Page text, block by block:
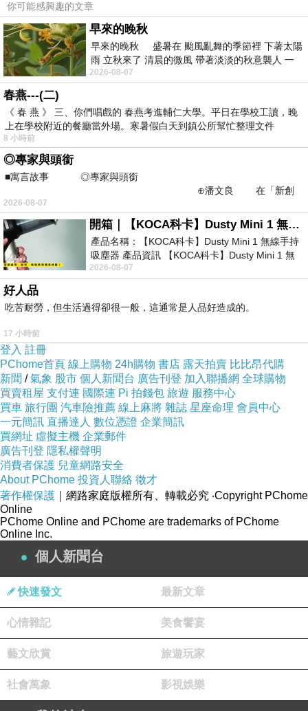
所以‥無須給自己添麻煩！
作品得以結集出書，也算是自己人生的一個成
就，而對世間，有所貢獻。
若你那摺紙電子書，能賣得好的話，或許自有
出版社，會自動找上門吧！
若你不缺錢，或者不必靠賣摺紙書賺錢，不妨
自費出個兩三百本書，分送親朋好友，以茲「留
念」！
「摺紙書」，可用來當「禮物」、做「公關」
也！
若得肯定，有人請你去教摺紙，賺點車馬費，
也當不亦樂乎啦！
給出版社出版，若真「暢銷」，那出版社賺翻
了，作者能分多少羹——
就看老闆的良心嘍！
想你是購買了，阿文那本《樂在摺紙中》吧？
也不知當初，出版社跟大陸的出版社，是怎麼
阿文就只領那麼一次，臺灣以外的地區，發行
的版費。
如今，臺灣的出版社，也不想再版——庫存賣
完便罷！老闆娘改走「手工藝教學」為主。
好在，阿文當初簽合約時，後來加了一條‥
本合約期限為五年。
蓋出版社會要求‥書中相同的作品，未經出版
社同意，不得再發表於其它媒體、報刊、雜誌、書
籍。（當然，同樣的作品，不能再找其它出版社出
啦！以免影響出版社的權益。）
阿文考慮到‥若干年後，如有新的作品，想做
一完整的結集，豈不是就難以掌控，自己的創作品
出版社若不再版，豈不也等同將那些作品，給
「埋沒」了？
於是，也就跟老闆娘相商，加了這麼一條！反
正五年後，出版社若有再版，
給版費就行啦！但書中的作品，便得以另行處置
啦！
很高興‥自己的摺紙書，還能有點啟發的作
你可能感興趣的文章
早來的晚秋
早來的晚秋 盛暑在 颱風亂舞的季節裡 下著太陽
雨 立秋來了 清晨的微風 帶著淡淡的秋意襲人 一
下子 又被赤
2026-08-07
春燕---(二)
《 春 燕 》 三、你們唱戲的 春燕考進輔仁大學。平日在學校工讀，晚
上在學校附近的餐廳當外場。寒暑假白天到鎮公所幫忙整理文件
8 小時前
◎專家與頭銜
■寓言故事 ◎專家與頭銜
⊕潘文良 在「新創
之谷」裡——
2026-08-07
開箱｜【KOCA科卡】Dusty Mini 1 無線手持吸塵器
產品名稱：【KOCA科卡】Dusty Mini 1 無線手持
吸塵器 產品資訊 【KOCA科卡】Dusty Mini 1 無
線手持吸塵器評語： 能吸、能吹兼具兩
2026-08-07
好人品
吃苦耐勞，但生活過得卻很一般，這通常是人品好造成的。
17 小時前
登入 註冊
PChome首頁 線上購物 24h購物 書店 露天拍賣 比比昂代購
新聞 /氣象 股市 個人新聞台 廣告刊登 加入聯播網 全球購物
買賣租屋 支付連 國際連 Pi 拍錢包 旅遊 服務中心
買車 旅行團 汽車險推薦 線上麻將 雜誌 星座命理 會員中心
一元簡訊 直播達人 數位憑證 企業簡訊
買網址 虛擬主機 企業郵件
廣告刊登 隱私權聲明
消費者保護 兒童網路安全
About PChome 投資人聯絡 徵才
著作權保護 ｜網路家庭版權所有、轉載必究 ‧Copyright PChome
Online
PChome Online and PChome are trademarks of PChome
Online Inc.
個人新聞台
快速發文 最新文章
心情雜記 美食饗宴
藝文欣賞 旅遊玩家
社會萬象 影視娛樂